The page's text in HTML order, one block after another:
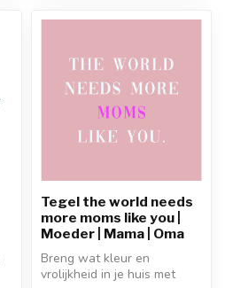
Tegel the world needs
more moms like you |
Moeder | Mama | Oma
Breng wat kleur en
vrolijkheid in je huis met